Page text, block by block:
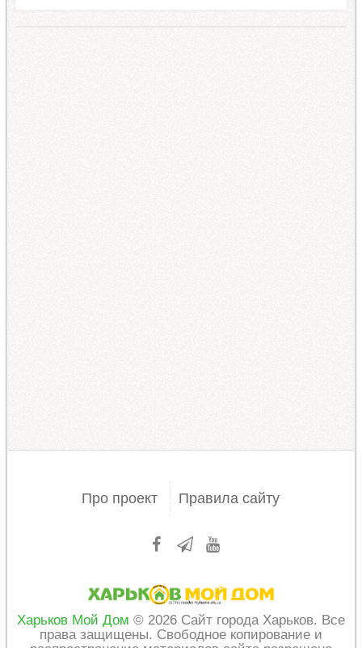
Про проект Правила сайту
Харьков Мой Дом © 2026 Сайт города Харьков. Все
права защищены. Свободное копирование и